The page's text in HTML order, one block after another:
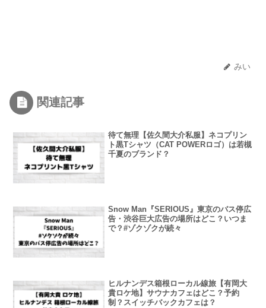
みい
関連記事
待て無理【佐久間大介私服】ネコプリン
ト黒Tシャツ（CAT POWERロゴ）は若槻
千夏のブランド？
Snow Man『SERIOUS』東京のバス停広
告・渋谷巨大広告の場所はどこ？いつま
で？#ゾクゾクが続々
ヒルナンデス箱根ローカル線旅【有岡大
貴ロケ地】サウナカフェはどこ？予約
制？スイッチバックカフェは？